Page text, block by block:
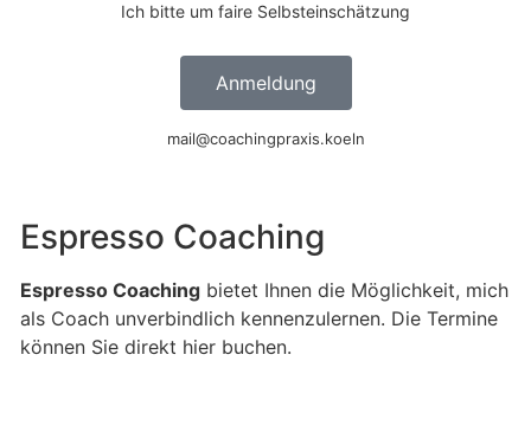
Ich bitte um faire Selbsteinschätzung
Anmeldung
mail@coachingpraxis.koeln
Espresso Coaching
Espresso Coaching bietet Ihnen die Möglichkeit, mich
als Coach unverbindlich kennenzulernen. Die Termine
können Sie direkt hier buchen.